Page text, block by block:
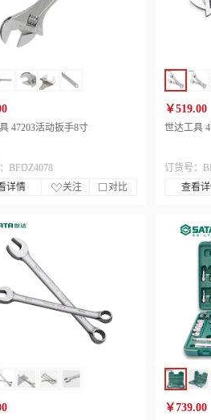
47203活动扳手8寸
BFDZ4078
详情
关注 对比
￥519.00
世达工具
订货号：
查看
￥739.00